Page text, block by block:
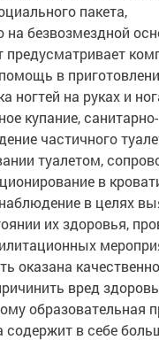
пакета,
на безвозмездной
в
ногтей на руках и
купание,
частичного
туалетом,
в
в целях
их здоровья,
оказана
вред
образовательная
содержит в себе